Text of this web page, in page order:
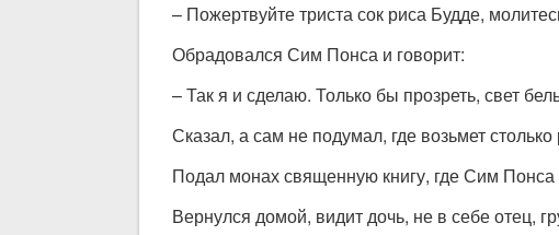
– Пожертвуйте триста сок риса Будде,
Обрадовался Сим Понса и говорит:
– Так я и сделаю. Только бы прозреть, свет
Сказал, а сам не подумал, где возьмет столько
Подал монах священную книгу, где Сим Понса
Вернулся домой, видит дочь, не в себе отец,